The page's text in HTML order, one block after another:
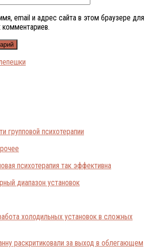
email и адрес сайта в этом браузере для
психотерапия так эффективна
холодильных установок в сложных